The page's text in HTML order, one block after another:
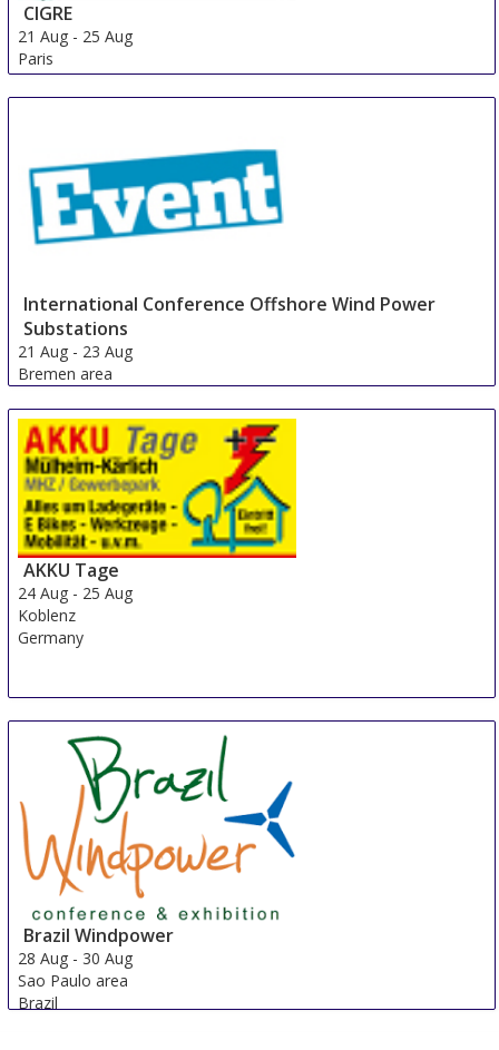
CIGRE
21 Aug - 25 Aug
Paris
France
International Conference Offshore Wind Power
Substations
21 Aug - 23 Aug
Bremen area
AKKU Tage
24 Aug - 25 Aug
Koblenz
Germany
Brazil Windpower
28 Aug - 30 Aug
Sao Paulo area
Brazil